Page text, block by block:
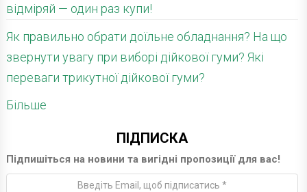
відміряй — один раз купи!
Як правильно обрати доїльне обладнання? На що
звернути увагу при виборі дійкової гуми? Які
переваги трикутної дійкової гуми?
Більше
ПІДПИСКА
Підпишіться на новини та вигідні пропозиції для вас!